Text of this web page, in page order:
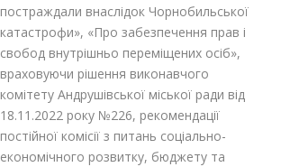
постраждали внаслідок Чорнобильської
катастрофи», «Про забезпечення прав і
свобод внутрішньо переміщених осіб»,
враховуючи рішення виконавчого
комітету Андрушівської міської ради від
18.11.2022 року №226, рекомендації
постійної комісії з питань соціально-
економічного розвитку, бюджету та